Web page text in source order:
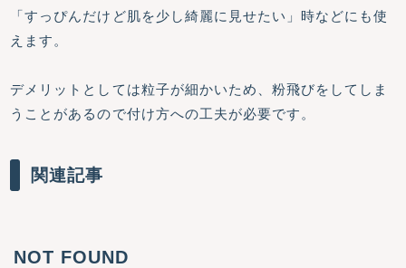
「すっぴんだけど肌を少し綺麗に見せたい」時などにも使
えます。
デメリットとしては粒子が細かいため、粉飛びをしてしま
うことがあるので付け方への工夫が必要です。
関連記事
NOT FOUND